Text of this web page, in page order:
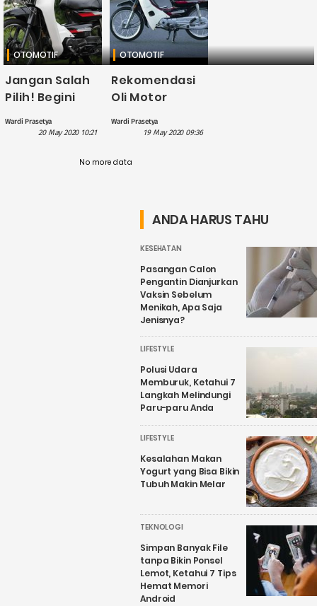
OTOMOTIF
Jangan Salah
Pilih! Begini
Motor Astrea
Wardi Prasetya
20 May 2020 10:21
OTOMOTIF
Rekomendasi
Oli Motor
Terbaik dan
Wardi Prasetya
19 May 2020 09:36
No more data
ANDA HARUS TAHU
KESEHATAN
Pasangan Calon
Pengantin Dianjurkan
Vaksin Sebelum
Menikah, Apa Saja
Jenisnya?
LIFESTYLE
Polusi Udara
Memburuk, Ketahui 7
Langkah Melindungi
Paru-paru Anda
LIFESTYLE
Kesalahan Makan
Yogurt yang Bisa Bikin
Tubuh Makin Melar
TEKNOLOGI
Simpan Banyak File
tanpa Bikin Ponsel
Lemot, Ketahui 7 Tips
Hemat Memori
Android